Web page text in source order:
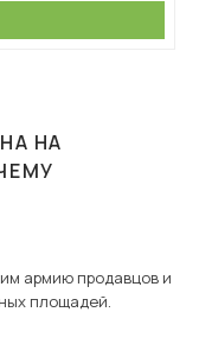
НА
армию продавцов и
площадей.